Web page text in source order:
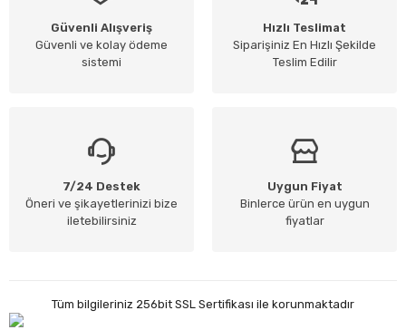
Güvenli Alışveriş
Güvenli ve kolay ödeme
sistemi
Hızlı Teslimat
Siparişiniz En Hızlı Şekilde
Teslim Edilir
7/24 Destek
Öneri ve şikayetlerinizi bize
iletebilirsiniz
Uygun Fiyat
Binlerce ürün en uygun
fiyatlar
Tüm bilgileriniz 256bit SSL Sertifikası ile korunmaktadır